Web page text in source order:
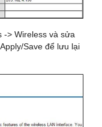
-> Wireless và sửa
Save để lưu lại